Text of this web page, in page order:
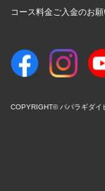
コース料金ご入金のお
COPYRIGHT© パパラギダイ